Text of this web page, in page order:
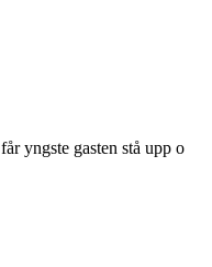
yngste gasten stå upp o